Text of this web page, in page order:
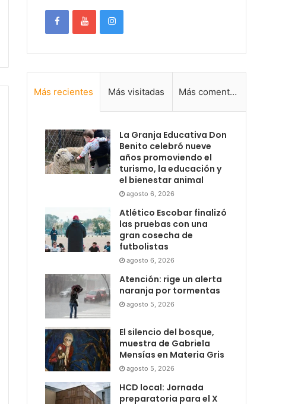
Más recientes Más visitadas Más comentadas
La Granja Educativa Don
Benito celebró nueve
años promoviendo el
turismo, la educación y
el bienestar animal
agosto 6, 2026
Atlético Escobar finalizó
las pruebas con una
gran cosecha de
futbolistas
agosto 6, 2026
Atención: rige un alerta
naranja por tormentas
agosto 5, 2026
El silencio del bosque,
muestra de Gabriela
Mensías en Materia Gris
agosto 5, 2026
HCD local: Jornada
preparatoria para el X